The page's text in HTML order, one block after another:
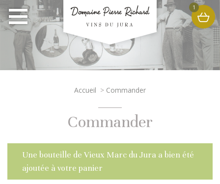
1
Accueil > Commander
Commander
Une bouteille de Vieux Marc du Jura a bien été
ajoutée à votre panier